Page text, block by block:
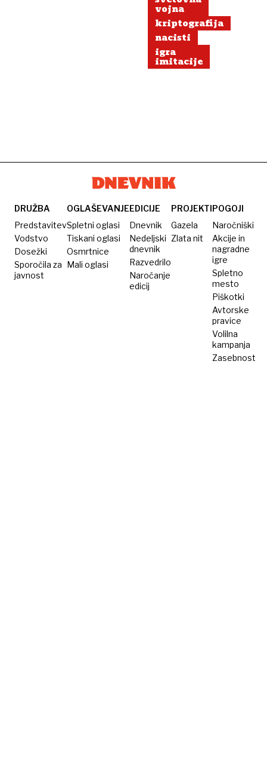
vojna
kriptografija
nacisti
igra
imitacije
DRUŽBA
Predstavitev
Vodstvo
Dosežki
Sporočila za
javnost
OGLAŠEVANJE
Spletni oglasi
Tiskani oglasi
Osmrtnice
Mali oglasi
EDICIJE
Dnevnik
Nedeljski
dnevnik
Razvedrilo
Naročanje
edicij
PROJEKTI
Gazela
Zlata nit
POGOJI
Naročniški
Akcije in
nagradne
igre
Spletno
mesto
Piškotki
Avtorske
pravice
Volilna
kampanja
Zasebnost